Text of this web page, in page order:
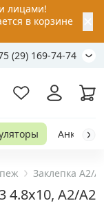
лицами!
в корзине
(29) 169-74-74
Анкер-
Заклепка A2/
4.8х10, A2/A2